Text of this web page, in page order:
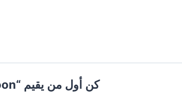
كن أول من يقيم “droon”